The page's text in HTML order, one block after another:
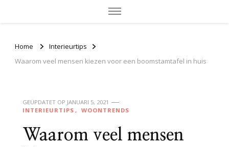
Home
Interieurtips
Waarom veel mensen kiezen voor een boomstamtafel in huis
GEÜPDATET OP JANUARI 5, 2021
INTERIEURTIPS
WOONTRENDS
Waarom veel mensen